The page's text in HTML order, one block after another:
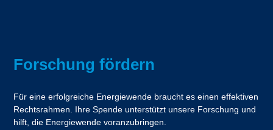
Forschung fördern
Für eine erfolgreiche Energiewende braucht es einen effektiven
Rechtsrahmen. Ihre Spende unterstützt unsere Forschung und
hilft, die Energiewende voranzubringen.